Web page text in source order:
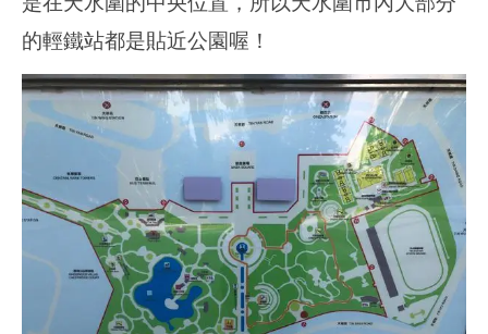
的輕鐵站都是貼近公園喔！